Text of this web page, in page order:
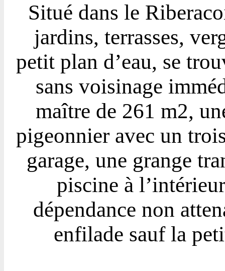
Situé dans le
jardins, terrasses,
petit plan d’eau, se
sans voisinage
maître de 261 m2,
pigeonnier avec un
garage, une grange
piscine à
dépendance non
enfilade sauf la